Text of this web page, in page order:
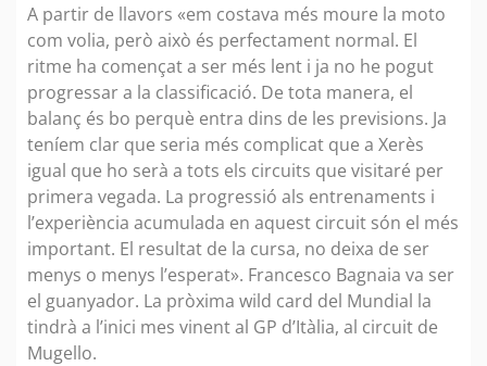
A partir de llavors «em costava més moure la moto
com volia, però això és perfectament normal. El
ritme ha començat a ser més lent i ja no he pogut
progressar a la classificació. De tota manera, el
balanç és bo perquè entra dins de les previsions. Ja
teníem clar que seria més complicat que a Xerès
igual que ho serà a tots els circuits que visitaré per
primera vegada. La progressió als entrenaments i
l’experiència acumulada en aquest circuit són el més
important. El resultat de la cursa, no deixa de ser
menys o menys l’esperat». Francesco Bagnaia va ser
el guanyador. La pròxima wild card del Mundial la
tindrà a l’inici mes vinent al GP d’Itàlia, al circuit de
Mugello.